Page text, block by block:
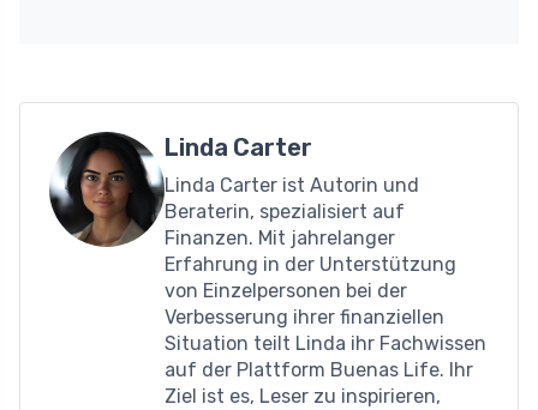
Linda Carter
Linda Carter ist Autorin und
Beraterin, spezialisiert auf
Finanzen. Mit jahrelanger
Erfahrung in der Unterstützung
von Einzelpersonen bei der
Verbesserung ihrer finanziellen
Situation teilt Linda ihr Fachwissen
auf der Plattform Buenas Life. Ihr
Ziel ist es, Leser zu inspirieren,